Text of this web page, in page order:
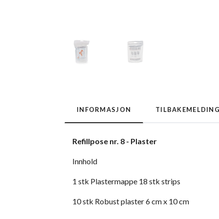
INFORMASJON
Refillpose nr. 8 - Plaster
Innhold
1 stk Plastermappe 18 stk strips
10 stk Robust plaster 6 cm x 10 cm